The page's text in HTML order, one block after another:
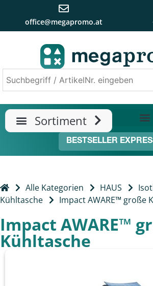
office@megapromo.at
BESTSELLER
Alle Kategorien HAUS
Kühltasche
Impact AWARE™ große
Impact AWARE™
Kühltasche